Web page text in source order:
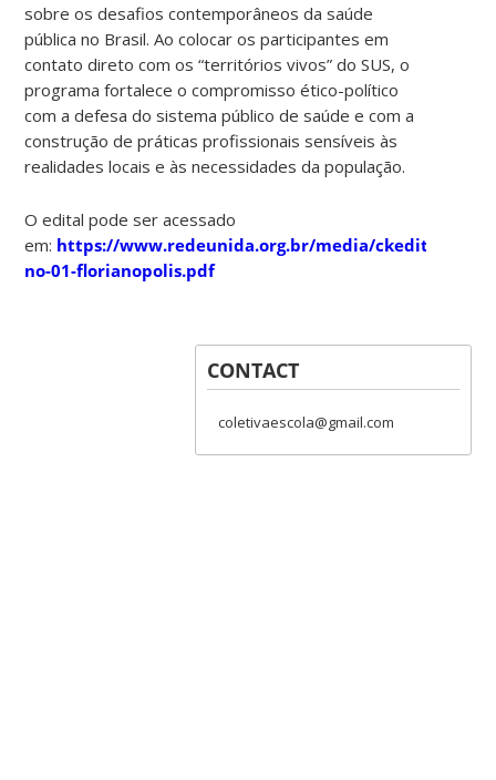
sobre os desafios contemporâneos da saúde
pública no Brasil. Ao colocar os participantes em
contato direto com os “territórios vivos” do SUS, o
programa fortalece o compromisso ético-político
com a defesa do sistema público de saúde e com a
construção de práticas profissionais sensíveis às
realidades locais e às necessidades da população.
O edital pode ser acessado
em: https://www.redeunida.org.br/media/
no-01-florianopolis.pdf
CONTACT
coletivaescola@gmail.com